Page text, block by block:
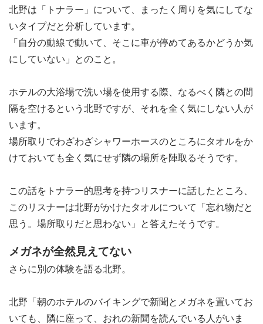
北野は「トナラー」について、まったく周りを気にしてな
いタイプだと分析しています。
「自分の動線で動いて、そこに車が停めてあるかどうか気
にしていない」とのこと。
ホテルの大浴場で洗い場を使用する際、なるべく隣との間
隔を空けるという北野ですが、それを全く気にしない人が
います。
場所取りでわざわざシャワーホースのところにタオルをか
けておいても全く気にせず隣の場所を陣取るそうです。
この話をトナラー的思考を持つリスナーに話したところ、
このリスナーは北野がかけたタオルについて「忘れ物だと
思う。場所取りだと思わない」と答えたそうです。
メガネが全然見えてない
さらに別の体験を語る北野。
北野「朝のホテルのバイキングで新聞とメガネを置いてお
いても、隣に座って、おれの新聞を読んでいる人がいま